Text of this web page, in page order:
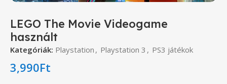
LEGO The Movie Videogame
használt
Kategóriák: Playstation , Playstation 3 , PS3 játékok
3,990Ft